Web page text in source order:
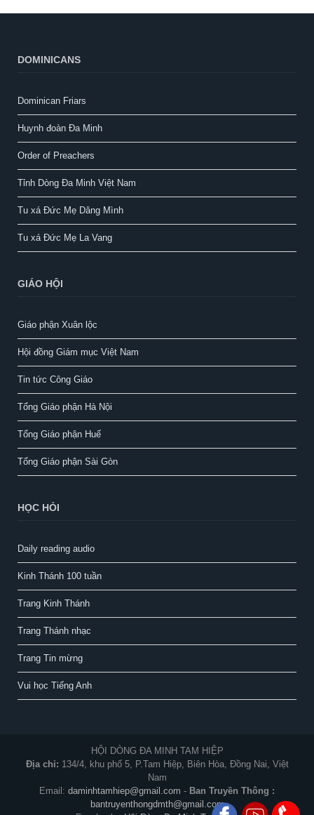
DOMINICANS
Dominican Friars
Huynh đoàn Đa Minh
Order of Preachers
Tỉnh Dòng Đa Minh Việt Nam
Tu xá Đức Mẹ Dâng Mình
Tu xá Đức Mẹ La Vang
GIÁO HỘI
Giáo phận Xuân lộc
Hội đồng Giám mục Việt Nam
Tin tức Công Giáo
Tổng Giáo phận Hà Nội
Tổng Giáo phận Huế
Tổng Giáo phận Sài Gòn
HỌC HỎI
Daily reading audio
Kinh Thánh 100 tuần
Trang Kinh Thánh
Trang Thánh nhạc
Trang Tin mừng
Vui học Tiếng Anh
HỘI DÒNG ĐA MINH TAM HIỆP
Địa chỉ: 134/4, khu phố 5, P.Tam Hiệp, Biên Hòa, Đồng Nai, Việt
Nam
Email: daminhtamhiep@gmail.com - Ban Truyền Thông :
bantruyenthongdmth@gmail.com